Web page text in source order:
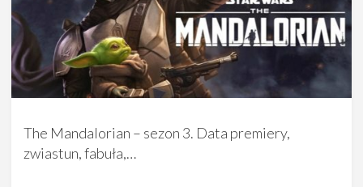
The Mandalorian – sezon 3. Data premiery,
zwiastun, fabuła,…